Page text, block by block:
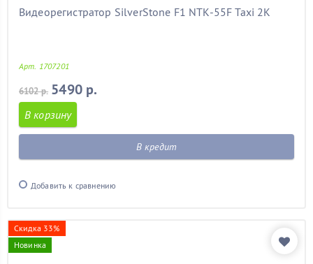
Видеорегистратор SilverStone F1 NTK-55F Taxi 2K
Арт. 1707201
6102 р. 5490 р.
В корзину
В кредит
Добавить к сравнению
Скидка 33%
Новинка